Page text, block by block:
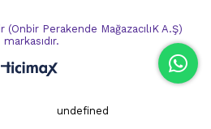
Perakende MağazacılıK A.Ş)
markasıdır.
undefined